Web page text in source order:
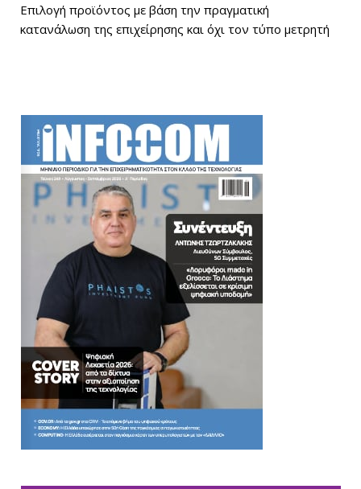
Επιλογή προϊόντος με βάση την πραγματική
κατανάλωση της επιχείρησης και όχι τον τύπο μετρητή